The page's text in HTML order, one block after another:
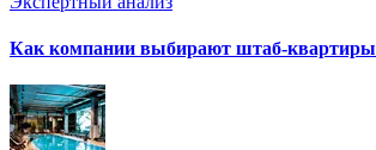
Как компании выбирают штаб-квартиры